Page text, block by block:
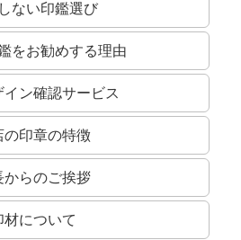
第三者にわかることも大切です。
いでしょう。
でおつくりすることも可能です！
書体です。
ない印鑑選び
をお勧めする理由
イン確認サービス
の印章の特徴
からのご挨拶
材について